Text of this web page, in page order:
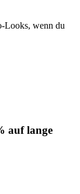
Looks, wenn du
auf lange